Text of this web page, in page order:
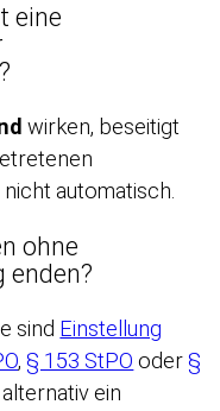
eine
wirken, beseitigt
nicht automatisch.
ohne
enden?
sind Einstellung
,§ 153 StPO oder§
ein